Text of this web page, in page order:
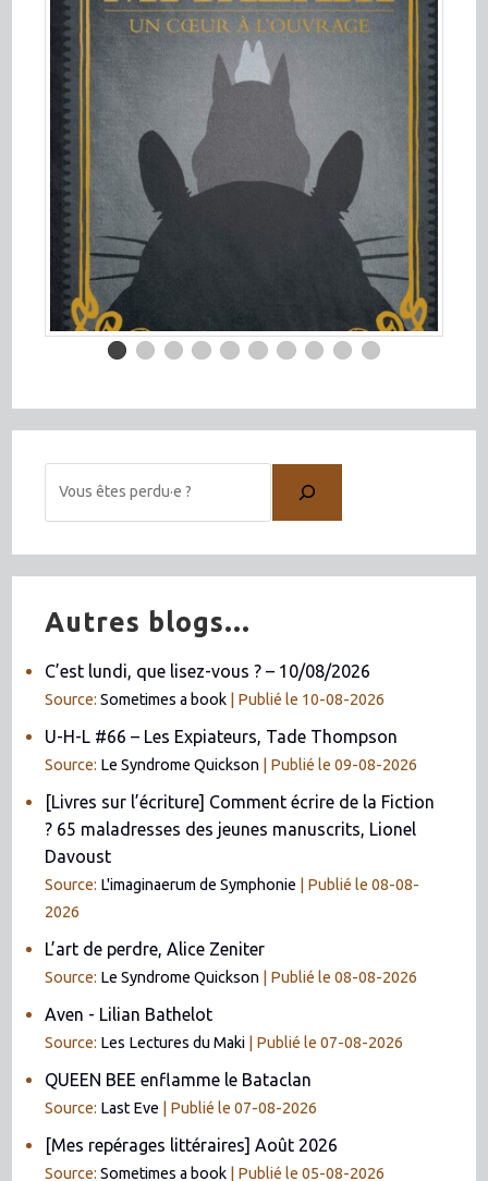
Autres blogs...
C’est lundi, que lisez-vous ? – 10/08/2026
Source:Sometimes a book Publié le 10-08-2026
U-H-L #66 – Les Expiateurs, Tade Thompson
Source: Le Syndrome Quickson Publié le 09-08-2026
[Livres sur l’écriture] Comment écrire de la Fiction
? 65 maladresses des jeunes manuscrits, Lionel
Davoust
Source: L'imaginaerum de Symphonie
Publié le 08-08-
2026
L’art de perdre, Alice Zeniter
Source: Le Syndrome Quickson Publié le 08-08-2026
Aven - Lilian Bathelot
Source: Les Lectures du Maki Publié le 07-08-2026
QUEEN BEE enflamme le Bataclan
Source: Last Eve Publié le 07-08-2026
[Mes repérages littéraires] Août 2026
Source:Sometimes a book Publié le 05-08-2026